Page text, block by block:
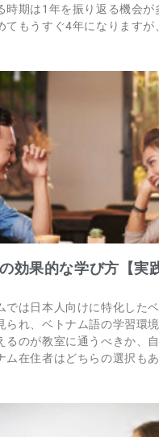
時期は1年を振り返る機会
てもうすぐ4年になりますが
効果的な学び方【実
では日本人向けに特化した
られ、ベトナム語の学習環
るのが教室に通うべきか、
ム在住者はどちらの選択も